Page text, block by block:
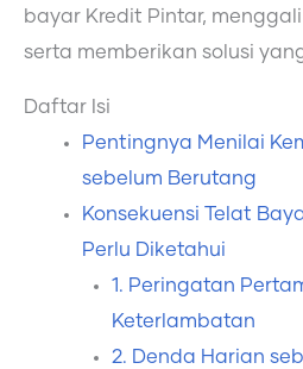
bayar Kredit Pintar,
serta memberikan solusi
Daftar Isi
Pentingnya Menilai
sebelum Berutang
Konsekuensi Telat
Perlu Diketahui
1. Peringatan
Keterlambatan
2. Denda Harian